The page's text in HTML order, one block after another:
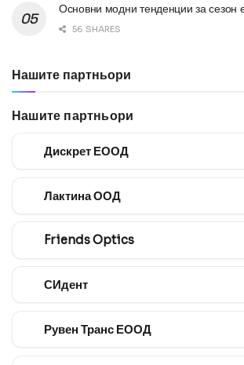
Основни модни тенденции за сезон
56 SHARES
Нашите партньори
Нашите партньори
Дискрет ЕООД
Лактина ООД
Friends Optics
СИдент
Рувен Транс ЕООД